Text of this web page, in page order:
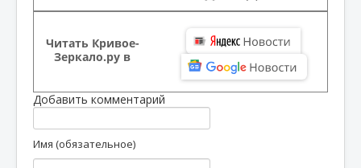
Читать Кривое-
Зеркало.ру в
Добавить комментарий
Имя (обязательное)